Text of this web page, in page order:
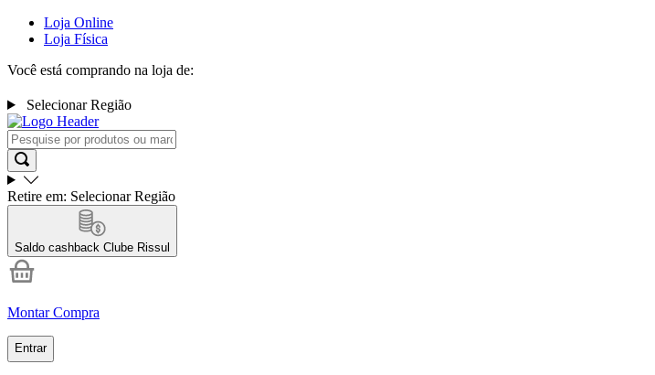
Loja Online
Loja Física
Você está comprando na loja de:
Selecionar Região
Retire em: Selecionar Região
Saldo cashback Clube Rissul
Montar Compra
Entrar